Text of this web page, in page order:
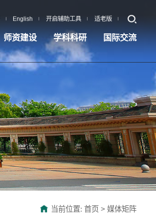
English 开启辅助工具 适老版
师资建设 学科科研 国际交流
当前位置: 首页 > 媒体矩阵